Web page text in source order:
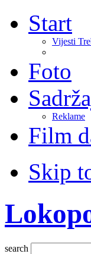
Start
Vijesti
Foto
Reklame
Film
Skip
search